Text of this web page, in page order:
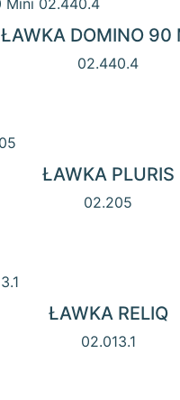
ŁAWKA DOMINO 90
02.440.4
ŁAWKA PLURIS
02.205
ŁAWKA RELIQ
02.013.1